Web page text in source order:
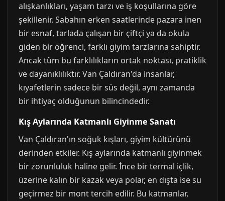
alışkanlıkları, yaşam tarzı ve iş koşullarına göre
şekillenir. Sabahın erken saatlerinde pazara inen
bir esnaf, tarlada çalışan bir çiftçi ya da okula
giden bir öğrenci, farklı giyim tarzlarına sahiptir.
Ancak tüm bu farklılıkların ortak noktası, pratiklik
ve dayanıklılıktır. Van Çaldıran'da insanlar,
kıyafetlerin sadece bir süs değil, aynı zamanda
bir ihtiyaç olduğunun bilincindedir.
Kış Aylarında Katmanlı Giyinme Sanatı
Van Çaldıran'ın soğuk kışları, giyim kültürünü
derinden etkiler. Kış aylarında katmanlı giyinmek
bir zorunluluk haline gelir. İnce bir termal içlik,
üzerine kalın bir kazak veya polar, en dışta ise su
geçirmez bir mont tercih edilir. Bu katmanlar,